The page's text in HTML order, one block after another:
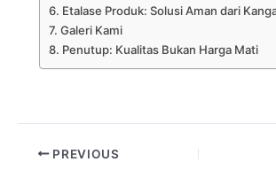
Etalase Produk: Solusi Aman dari
Galeri Kami
Penutup: Kualitas Bukan Harga Mati
PREVIOUS